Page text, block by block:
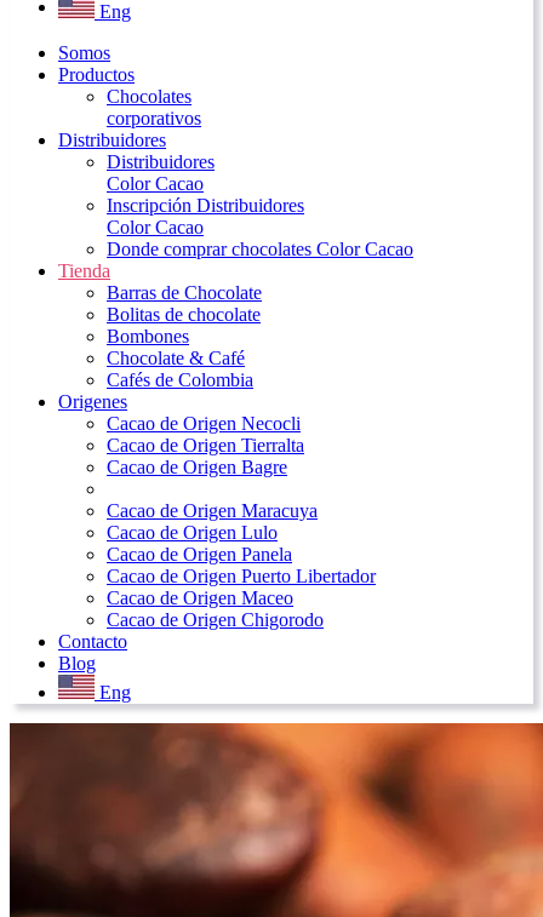
Eng
Somos
Productos
Chocolates
corporativos
Distribuidores
Distribuidores
Color Cacao
Inscripción Distribuidores
Color Cacao
Donde comprar chocolates Color Cacao
Tienda
Barras de Chocolate
Bolitas de chocolate
Bombones
Chocolate & Café
Cafés de Colombia
Origenes
Cacao de Origen Necocli
Cacao de Origen Tierralta
Cacao de Origen Bagre
Cacao de Origen Maracuya
Cacao de Origen Lulo
Cacao de Origen Panela
Cacao de Origen Puerto Libertador
Cacao de Origen Maceo
Cacao de Origen Chigorodo
Contacto
Blog
Eng